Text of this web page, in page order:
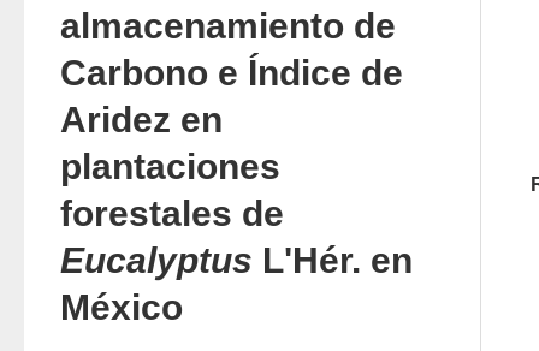
almacenamiento de
Carbono e Índice de
Aridez en
plantaciones
forestales de
Eucalyptus L'Hér. en
México